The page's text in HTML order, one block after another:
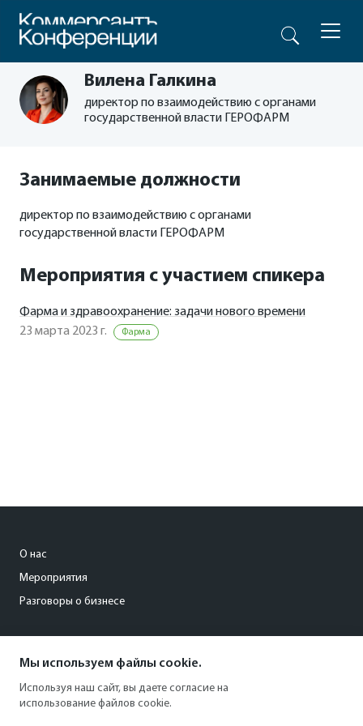
Вилена Галкина
директор по взаимодействию с органами
государственной власти ГЕРОФАРМ
Занимаемые должности
директор по взаимодействию с органами
государственной власти ГЕРОФАРМ
Мероприятия с участием спикера
Фарма и здравоохранение: задачи нового времени
23 марта 2023 г.
Фарма
О нас
Мероприятия
Разговоры о бизнесе
+7 (495) 797-69-70
Мы используем файлы cookie.
Используя наш сайт, вы даете согласие на
использование файлов cookie.